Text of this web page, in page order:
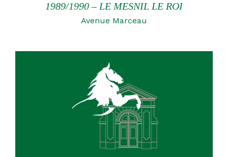
1989/1990 – LE MESNIL LE ROI
Avenue Marceau